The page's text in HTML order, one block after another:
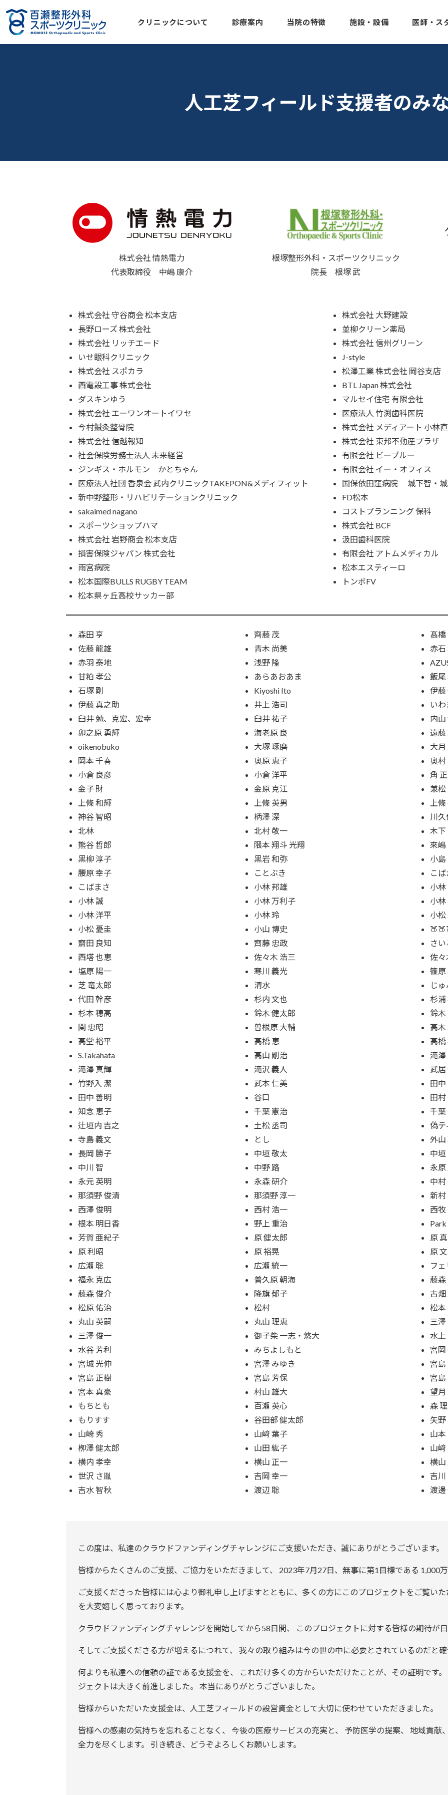
クリニックについて 診療案内 当院の特徴 施設・設備 医師・ス
人工芝フィールド支援者のみ
株式会社 情熱電力
代表取締役 中嶋 康介
根塚整形外科・スポーツクリニック
院長 根塚 武
株式会社 守谷商会 松本支店
株式会社 大野建設
長野ローズ 株式会社
並柳クリーン薬局
株式会社 リッチエード
株式会社 信州グリーン
いせ眼科クリニック
J-style
株式会社 スポカラ
松澤工業 株式会社 岡谷支店
西電設工事 株式会社
BTL Japan 株式会社
ダスキンゆう
マルセイ住宅 有限会社
株式会社 エーワンオートイワセ
医療法人 竹渕歯科医院
今村鍼灸整骨院
株式会社 メディアート 小林
株式会社 信越報知
株式会社 東邦不動産プラザ
社会保険労務士法人 未来経営
有限会社 ビーブルー
ジンギス・ホルモン かとちゃん
有限会社 イー・オフィス
医療法人社団 香泉会 武内クリニックTAKEPON&メディフィット
国保依田窪病院 城下智・
新中野整形・リハビリテーションクリニック
FD松本
sakaimed nagano
コストプランニング 保科
スポーツショップハマ
株式会社 BCF
株式会社 岩野商会 松本支店
汲田歯科医院
損害保険ジャパン 株式会社
有限会社 アトムメディカル
雨宮病院
松本エスティーロ
松本国際BULLS RUGBY TEAM
トンボFV
松本県ヶ丘高校サッカー部
森田 亨 齊藤 茂
髙橋
佐藤 龍雄
青木 尚美
赤石
赤羽 泰地
浅野 隆
甘粕 孝公
あらあおあま
飯尾
石塚 剛
Kiyoshi Ito
伊藤
伊藤 真之助
井上 浩司
いわ
臼井 勉、克宏、宏幸
臼井 祐子
内山
卯之原 勇輝
海老原 良
遠藤
oikenobuko
大塚 琢磨
大月
岡本 千春
奥原 恵子
奥村
小倉 良彦
小倉 洋平
角
金子 財
金原 克江
兼松
上條 和輝
上條 英男
上
神谷 智昭
柄澤 深
川久
北林
北村 敬一
木下
熊谷 哲郎
隈本 翔斗 光翔
來嶋
黒柳 淳子
黒岩 和弥
小島
腰原 幸子
ことぶき
こ
こばまさ
小林 邦雄
小林
小林 誠
小林 万利子
小林
小林 洋平
小林 玲
小松
小松 憂圭
小山 博史
齋田 良知
齊藤 忠政
さい
西塔 也恵
佐々木 浩三
佐々
塩原 陽一
寒川 義光
篠原
芝 竜太郎
清水
じゅ
代田 幹彦
杉内 文也
杉浦
杉本 穂高
鈴木 健太郎
鈴木
関 忠昭
曽根原 大輔
高木
高堂 裕平
高橋 恵
高橋
S.Takahata
高山 剛治
滝澤
滝澤 真輝
滝沢 義人
武居
竹野入 潔
武本 仁美
田中
田中 善明
谷口
田村
知念 恵子
千葉 憲治
千葉
辻垣内 吉之
土松 丞司
偽テ
寺島 義文
とし
外山
長岡 勝子
中垣 敬太
中垣
中川 智
中野 路
永原
永元 英明
永森 研介
中村
那須野 俊清
那須野 淳一
新村
西澤 俊明
西村 浩一
西牧
根本 明日香
野上 重治
Park
芳賀 亜紀子
原 健太郎
原
原 利昭
原 裕晃
原
広瀬 聡
広瀬 統一
フ
福永 克広
普久原 朝海
藤森
藤森 俊介
降旗 郁子
古畑
松原 佑治
松村
松本
丸山 英嗣
丸山 理恵
三澤
三澤 俊一
御子柴 一志・悠大
水上
水谷 芳利
みちよしもと
宮岡
宮城 光伸
宮澤 みゆき
宮島
宮島 正樹
宮島 芳保
宮島
宮本 真豪
村山 雄大
望月
もちとも
百瀬 英心
森 理
もりすす
谷田部 健太郎
矢野
山崎 秀
山﨑 葉子
山本
栁澤 健太郎
山田 紘子
山﨑
横内 孝幸
横山 正一
横山
世沢 さ胤
吉岡 幸一
吉川
吉水 智秋
渡辺 聡 渡邊
この度は、私達のクラウドファンディングチャレンジにご支援いただき、誠にありがとうございます。
皆様からたくさんのご支援、ご協力をいただきまして、 2023年7月27日、無事に第1目標である 1,000
ご支援くださった皆様には心より御礼申し上げますとともに、多くの方にこのプロジェクトをご覧い
を大変嬉しく思っております。
クラウドファンディングチャレンジを開始してから58日間、 このプロジェクトに対する皆様の期待が
そしてご支援くださる方が増えるにつれて、 我々の取り組みは今の世の中に必要とされているのだと確
何よりも私達への信頼の証である支援金を、 これだけ多くの方からいただけたことが、その証明です
ジェクトは大きく前進しました。 本当にありがとうございました。
皆様からいただいた支援金は、人工芝フィールドの設営資金として大切に使わせていただきました。
皆様への感謝の気持ちを忘れることなく、 今後の医療サービスの充実と、 予防医学の提案、 地域貢献
全力を尽くします。 引き続き、どうぞよろしくお願いします。